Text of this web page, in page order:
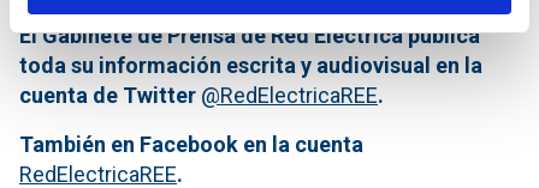
El Gabinete de Prensa de Red Eléctrica publica
toda su información escrita y audiovisual en la
cuenta de Twitter @RedElectricaREE.
También en Facebook en la cuenta
RedElectricaREE.